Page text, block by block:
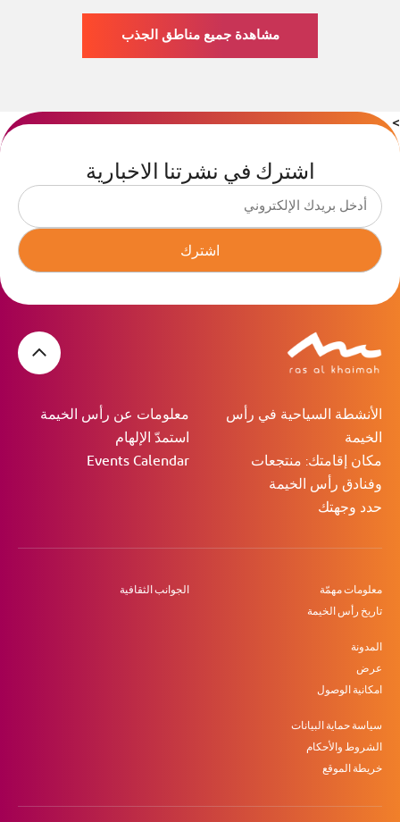
مشاهدة جميع مناطق الجذب
>
اشترك في نشرتنا الاخبارية
اشترك
الأنشطة السياحية في رأس
الخيمة
مكان إقامتك: منتجعات
وفنادق رأس الخيمة
حدد وجهتك
معلومات عن رأس الخيمة
استمدّ الإلهام
Events Calendar
معلومات مهمّة
تاريخ رأس الخيمة
الجوانب الثقافية
المدونة
عرض
امكانية الوصول
سياسة حماية البيانات
الشروط والأحكام
خريطة الموقع